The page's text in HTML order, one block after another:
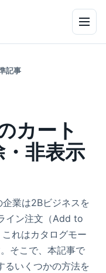
メニ
記事
カート
非表示
業は2Bビジネスを
イン注文（Add to
れはカタログモー
そこで、本記事で
いくつかの方法を